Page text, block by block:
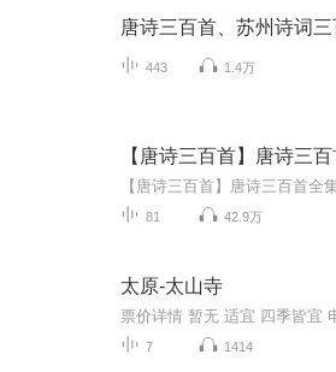
唐诗三百首、苏州诗词
443 1.4万
【唐诗三百首】唐诗三
81 42.9万
太原-太山寺
7 1414